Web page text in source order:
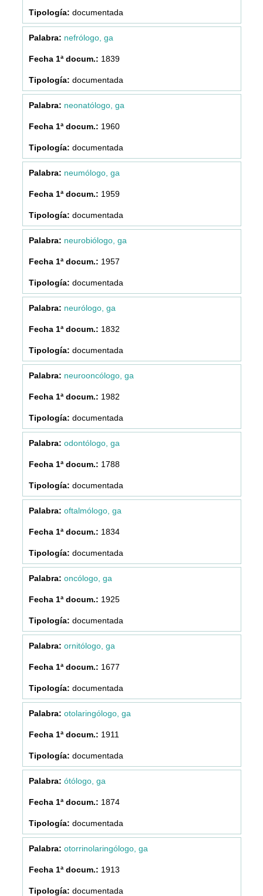
documentada
nefrólogo, ga
1839
documentada
neonatólogo, ga
1960
documentada
neumólogo, ga
1959
documentada
neurobiólogo, ga
1957
documentada
neurólogo, ga
1832
documentada
neurooncólogo, ga
1982
documentada
odontólogo, ga
1788
documentada
oftalmólogo, ga
1834
documentada
oncólogo, ga
1925
documentada
ornitólogo, ga
1677
documentada
otolaringólogo, ga
1911
documentada
ótólogo, ga
1874
documentada
otorrinolaringólogo, ga
1913
documentada